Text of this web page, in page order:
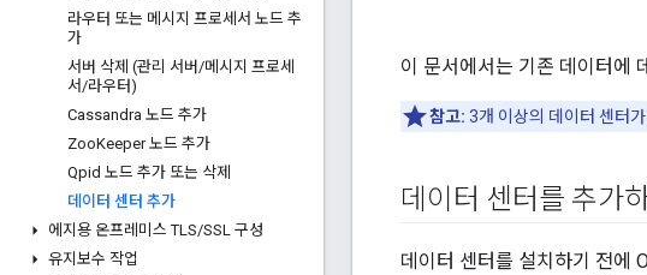
라우터 또는 메시지 프로세서 노드 추
가
서버 삭제 (관리 서버 /메시지 프로세
서/라우터)
Cassandra 노드 추가
ZooKeeper 노드 추가
Qpid 노드 추가 또는 삭제
데이터 센터 추가
에지용 온프레미스 TLS/SSL 구성
유지보수 작업
이 문서에서는 기존 데이터에
참고: 3개 이상의 데이터 센터
데이터 센터를 추가
데이터 센터를 설치하기 전에